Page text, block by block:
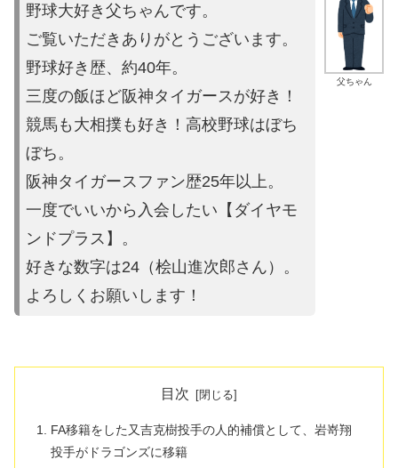
父ちゃん
野球大好き父ちゃんです。
ご覧いただきありがとうございます。
野球好き歴、約40年。
三度の飯ほど阪神タイガースが好き！
競馬も大相撲も好き！高校野球はぼち
ぼち。
阪神タイガースファン歴25年以上。
一度でいいから入会したい【ダイヤモ
ンドプラス】。
好きな数字は24（桧山進次郎さん）。
よろしくお願いします！
目次
FA移籍をした又吉克樹投手の人的補償として、岩嵜翔
投手がドラゴンズに移籍